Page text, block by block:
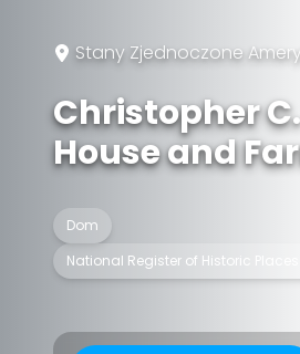
Stany Zjednoczone
Christopher
House and
Dom
National Register of Historic Places